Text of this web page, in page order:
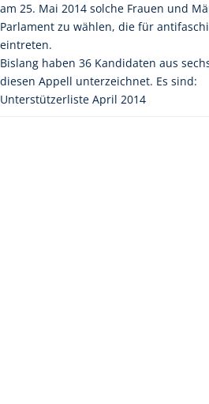
am 25. Mai 2014 solche Frauen und
Parlament zu wählen, die für
eintreten.
Bislang haben 36 Kandidaten aus
diesen Appell unterzeichnet. Es sind:
Unterstützerliste April 2014